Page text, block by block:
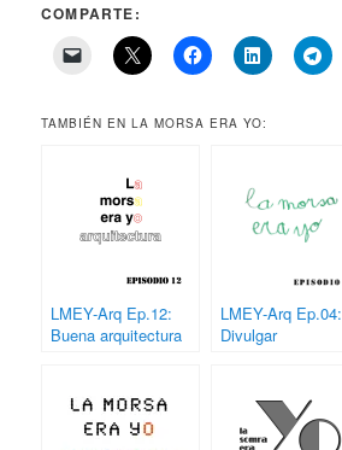
COMPARTE:
TAMBIÉN EN LA MORSA ERA YO:
LMEY-Arq Ep.12:
Buena arquitectura
LMEY-Arq Ep.04:
Divulgar